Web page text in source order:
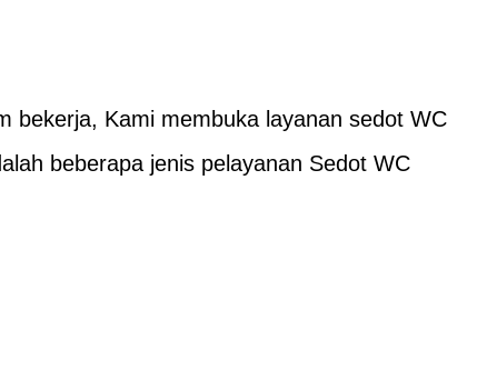
bekerja, Kami membuka layanan sedot WC
beberapa jenis pelayanan Sedot WC